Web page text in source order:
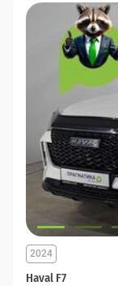
Haval F7
2024